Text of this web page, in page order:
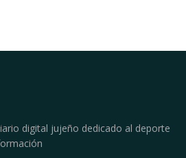
digital jujeño dedicado al deporte